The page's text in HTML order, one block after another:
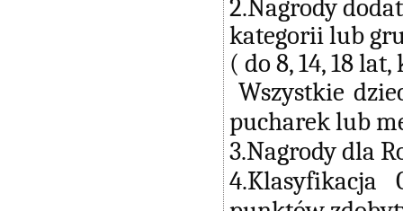
2.Nagrody
kategorii lub
( do 8, 14, 18
Wszystkie
pucharek lub
3.Nagrody dla